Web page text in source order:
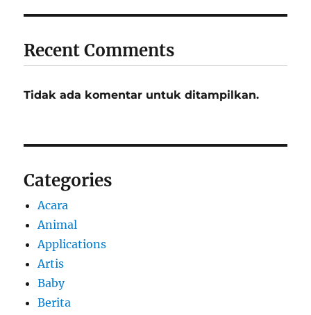
Recent Comments
Tidak ada komentar untuk ditampilkan.
Categories
Acara
Animal
Applications
Artis
Baby
Berita